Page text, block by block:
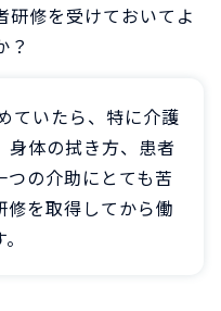
研修を受けておいてよ
？
ていたら、特に介護
身体の拭き方、患者
の介助にとても苦
修を取得してから働